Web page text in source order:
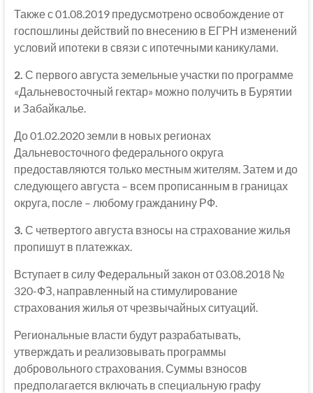
Также с 01.08.2019 предусмотрено освобождение от
госпошлины действий по внесению в ЕГРН изменений
условий ипотеки в связи с ипотечными каникулами.
2. С первого августа земельные участки по программе
«Дальневосточный гектар» можно получить в Бурятии
и Забайкалье.
До 01.02.2020 земли в новых регионах
Дальневосточного федерального округа
предоставляются только местным жителям. Затем и до
следующего августа – всем прописанным в границах
округа, после – любому гражданину РФ.
3. С четвертого августа взносы на страхование жилья
пропишут в платежках.
Вступает в силу Федеральный закон от 03.08.2018 №
320-ФЗ, направленный на стимулирование
страхования жилья от чрезвычайных ситуаций.
Региональные власти будут разрабатывать,
утверждать и реализовывать программы
добровольного страхования. Суммы взносов
предполагается включать в специальную графу